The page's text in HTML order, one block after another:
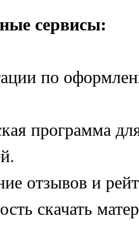
сервисы:
по
программа
отзывов и
скачать